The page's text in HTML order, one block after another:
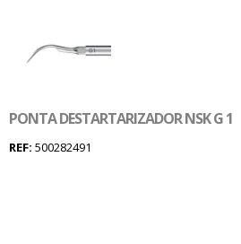
PONTA DESTARTARIZADOR NSK G 1
REF: 500282491